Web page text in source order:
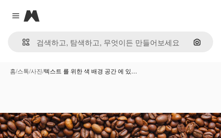
Close menu
Magnific
이미지
홈/스톡/사진/텍스트 를 위한 색 배경 공간 에 있…